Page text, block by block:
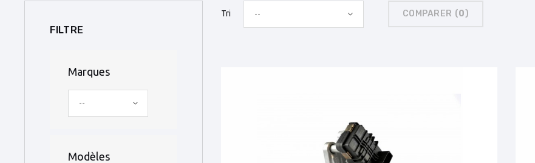
Tri -- COMPARER (0)
FILTRE
Marques
--
Modèles